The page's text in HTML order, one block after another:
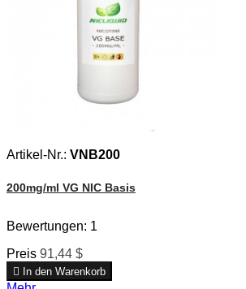
Artikel-Nr.: VNB200
200mg/ml VG NIC Basis
Bewertungen: 1
Preis 91,44 $
 In den Warenkorb